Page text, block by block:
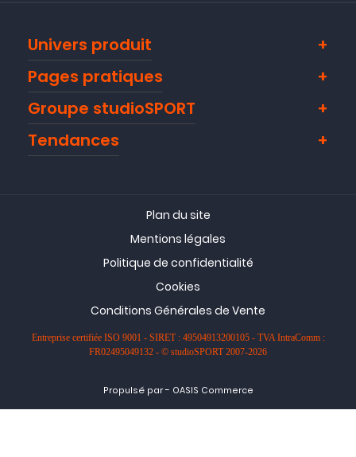
Univers produit
Pages pratiques
Groupe studioSPORT
Tendances
Plan du site
Mentions légales
Politique de confidentialité
Cookies
Conditions Générales de Vente
Entreprise certifiée ISO 9001 - SIRET : 49504913200105 - TVA IntraComm :
FR02495049132 - © studioSPORT 2007-2026
Propulsé par- OASIS Commerce